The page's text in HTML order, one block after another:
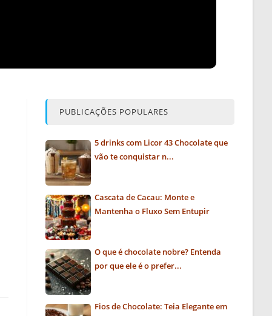
PUBLICAÇÕES POPULARES
5 drinks com Licor 43 Chocolate que
vão te conquistar n...
Cascata de Cacau: Monte e
Mantenha o Fluxo Sem Entupir
O que é chocolate nobre? Entenda
por que ele é o prefer...
Fios de Chocolate: Teia Elegante em